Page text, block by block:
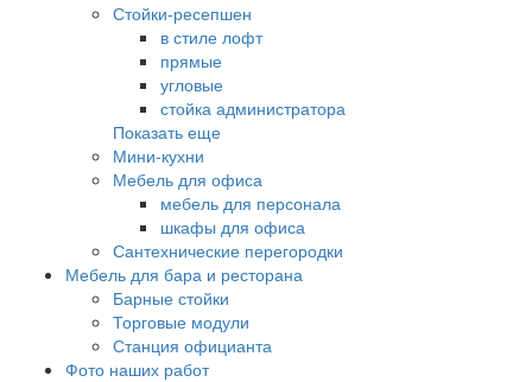
Стойки-ресепшен
в стиле лофт
прямые
угловые
стойка администратора
Показать еще
Мини-кухни
Мебель для офиса
мебель для персонала
шкафы для офиса
Сантехнические перегородки
Мебель для бара и ресторана
Барные стойки
Торговые модули
Станция официанта
Фото наших работ